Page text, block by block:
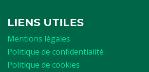
LIENS UTILES
Mentions légales
Politique de confidentialité
Politique de cookies